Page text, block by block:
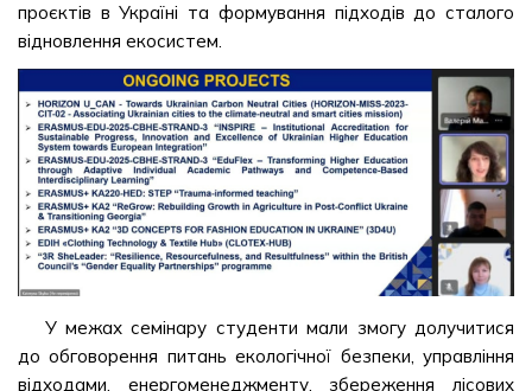
проєктів в Україні та формування підходів до сталого
відновлення екосистем.
У межах семінару студенти мали змогу долучитися
до обговорення питань екологічної безпеки, управління
відходами, енергоменеджменту, збереження лісових